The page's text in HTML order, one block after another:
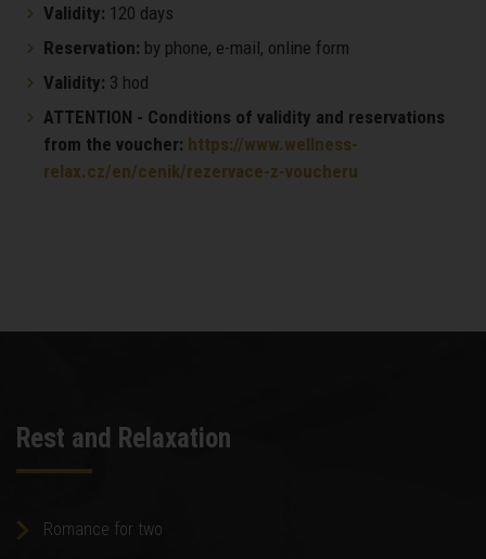
Validity: 120 days
Reservation: by phone, e-mail, online form
Validity: 3 hod
ATTENTION - Conditions of validity and reservations
from the voucher: https://www.wellness-
relax.cz/en/cenik/rezervace-z-voucheru
Rest and Relaxation
Romance for two